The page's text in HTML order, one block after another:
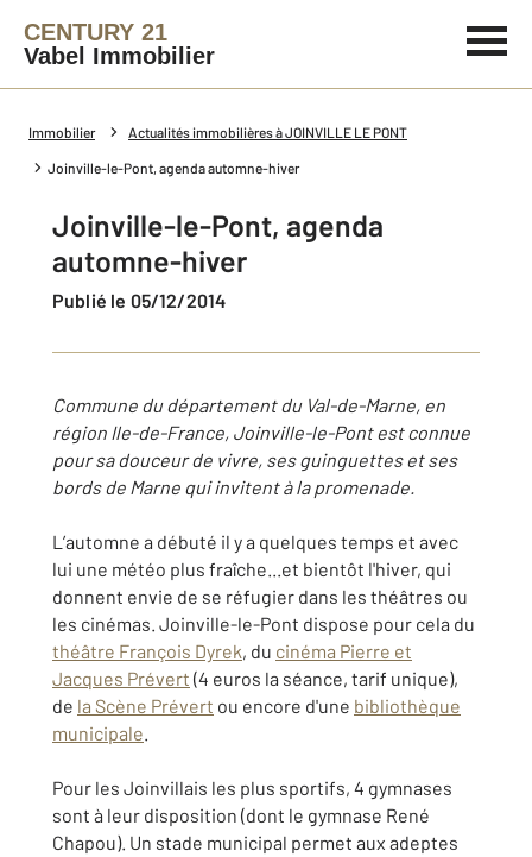
CENTURY 21
Vabel Immobilier
Immobilier Actualités immobilières à JOINVILLE LE PONT
Joinville-le-Pont, agenda automne-hiver
Joinville-le-Pont, agenda
automne-hiver
Publié le 05/12/2014
Commune du département du Val-de-Marne, en
région Ile-de-France, Joinville-le-Pont est connue
pour sa douceur de vivre, ses guinguettes et ses
bords de Marne qui invitent à la promenade.
L’automne a débuté il y a quelques temps et avec
lui une météo plus fraîche...et bientôt l'hiver, qui
donnent envie de se réfugier dans les théâtres ou
les cinémas. Joinville-le-Pont dispose pour cela du
théâtre François Dyrek, du cinéma Pierre et
Jacques Prévert (4 euros la séance, tarif unique),
de la Scène Prévert ou encore d'une bibliothèque
municipale.
Pour les Joinvillais les plus sportifs, 4 gymnases
sont à leur disposition (dont le gymnase René
Chapou). Un stade municipal permet aux adeptes